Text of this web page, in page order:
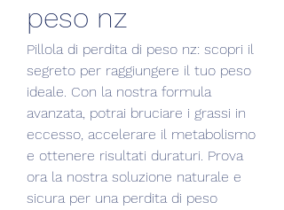
peso nz
Pillola di perdita di peso nz: scopri il
segreto per raggiungere il tuo peso
ideale. Con la nostra formula
avanzata, potrai bruciare i grassi in
eccesso, accelerare il metabolismo
e ottenere risultati duraturi. Prova
ora la nostra soluzione naturale e
sicura per una perdita di peso